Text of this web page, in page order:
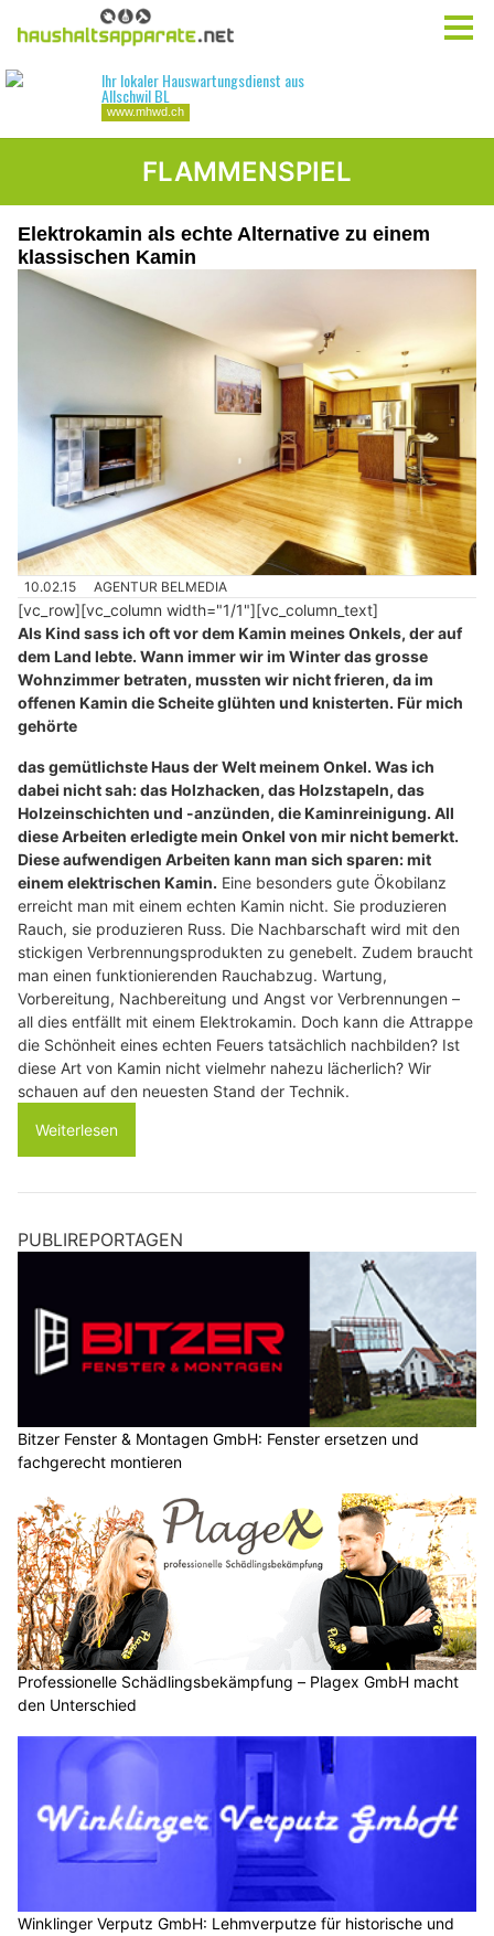
FLAMMENSPIEL
Elektrokamin als echte Alternative zu einem
klassischen Kamin
10.02.15 AGENTUR BELMEDIA
[vc_row][vc_column width="1/1"][vc_column_text]
Als Kind sass ich oft vor dem Kamin meines Onkels, der auf
dem Land lebte. Wann immer wir im Winter das grosse
Wohnzimmer betraten, mussten wir nicht frieren, da im
offenen Kamin die Scheite glühten und knisterten. Für mich
gehörte
das gemütlichste Haus der Weltmeinem Onkel. Was ich
dabei nicht sah: das Holzhacken, das Holzstapeln, das
Holzeinschichten und -anzünden, die Kaminreinigung. All
diese Arbeiten erledigte mein Onkel von mir nicht bemerkt.
Diese aufwendigen Arbeiten kann man sich sparen: mit
einem elektrischen Kamin. Eine besonders gute Ökobilanz
erreicht man mit einem echten Kamin nicht. Sie produzieren
Rauch, sie produzieren Russ. Die Nachbarschaft wird mit den
stickigen Verbrennungsprodukten zu genebelt. Zudem braucht
man einen funktionierenden Rauchabzug. Wartung,
Vorbereitung, Nachbereitung und Angst vor Verbrennungen –
all dies entfällt mit einem Elektrokamin. Doch kann die Attrappe
die Schönheit eines echten Feuers tatsächlich nachbilden? Ist
diese Art von Kamin nicht vielmehr nahezu lächerlich? Wir
schauen auf den neuesten Stand der Technik.
Weiterlesen
PUBLIREPORTAGEN
Bitzer Fenster & Montagen GmbH: Fenster ersetzen und
fachgerecht montieren
Professionelle Schädlingsbekämpfung – Plagex GmbH macht
den Unterschied
Winklinger Verputz GmbH: Lehmverputze für historische und